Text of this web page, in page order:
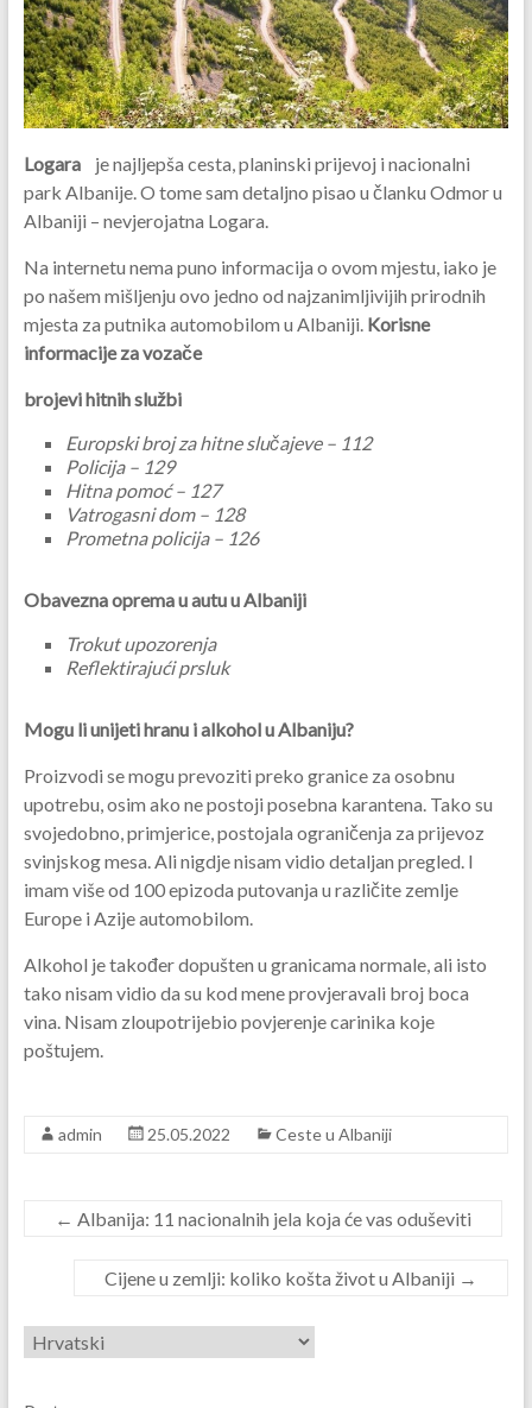
Logaraje najljepša cesta, planinski prijevoj i nacionalni
park Albanije. O tome sam detaljno pisao u članku Odmor u
Albaniji – nevjerojatna Logara.
Na internetu nema puno informacija o ovom mjestu, iako je
po našem mišljenju ovo jedno od najzanimljivijih prirodnih
mjesta za putnika automobilom u Albaniji. Korisne
informacije za vozače
brojevi hitnih službi
Europski broj za hitne slučajeve – 112
Policija – 129
Hitna pomoć – 127
Vatrogasni dom – 128
Prometna policija – 126
Obavezna oprema u autu u Albaniji
Trokut upozorenja
Reflektirajući prsluk
Mogu li unijeti hranu i alkohol u Albaniju?
Proizvodi se mogu prevoziti preko granice za osobnu
upotrebu, osim ako ne postoji posebna karantena. Tako su
svojedobno, primjerice, postojala ograničenja za prijevoz
svinjskog mesa. Ali nigdje nisam vidio detaljan pregled. I
imam više od 100 epizoda putovanja u različite zemlje
Europe i Azije automobilom.
Alkohol je također dopušten u granicama normale, ali isto
tako nisam vidio da su kod mene provjeravali broj boca
vina. Nisam zloupotrijebio povjerenje carinika koje
poštujem.
admin 25.05.2022 Ceste u Albaniji
← Albanija: 11 nacionalnih jela koja će vas oduševiti
Cijene u zemlji: koliko košta život u Albaniji →
Odaberite
jezik